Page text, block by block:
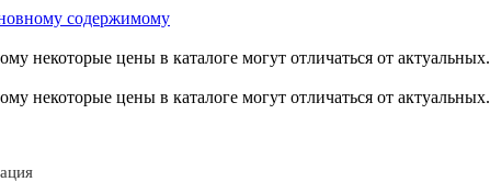
содержимому
некоторые цены в каталоге могут отличаться от актуальных.
некоторые цены в каталоге могут отличаться от актуальных.